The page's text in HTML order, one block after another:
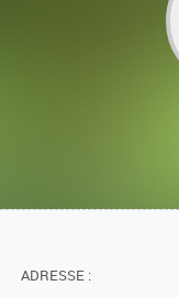
ADRESSE :